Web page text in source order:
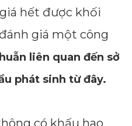
hết được khối
giá một công
liên quan đến sở
phát sinh từ đây.
có khấu hao